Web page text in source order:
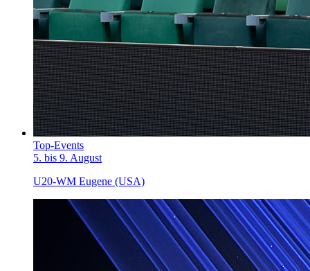
Top-Events
5. bis 9. August
U20-WM Eugene (USA)